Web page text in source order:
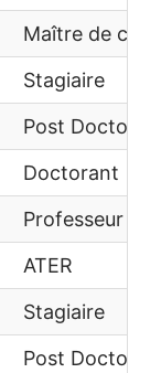
Maître de
Stagiaire
Post
Doctorant
Professeur
ATER
Stagiaire
Post